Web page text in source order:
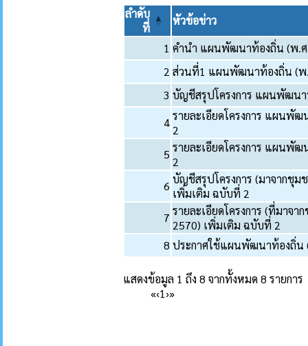
ลำดับ
ที่
หัวข้อข่าว
1 คำนำ แผนพัฒนาท้องถิ่น (พ.ศ
2 ส่วนที่1 แผนพัฒนาท้องถิ่น (พ
3 บัญชีสรุปโครงการ แผนพัฒน
4รายละเอียดโครงการ แผนพั
2
5 รายละเอียดโครงการ แผนพั
2
6 บัญชีสรุปโครงการ (มาจากชุ
เพิ่มเติม ฉบับที่ 2
7 รายละเอียดโครงการ (ที่มา
2570) เพิ่มเติม ฉบับที่ 2
8 ประกาศใช้แผนพัฒนาท้องถิ่น
แสดงข้อมูล 1 ถึง 8 จากทั้งหมด 8 รายการ
«‹1›»